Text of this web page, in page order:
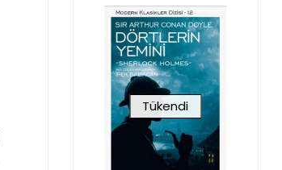
Tükendi